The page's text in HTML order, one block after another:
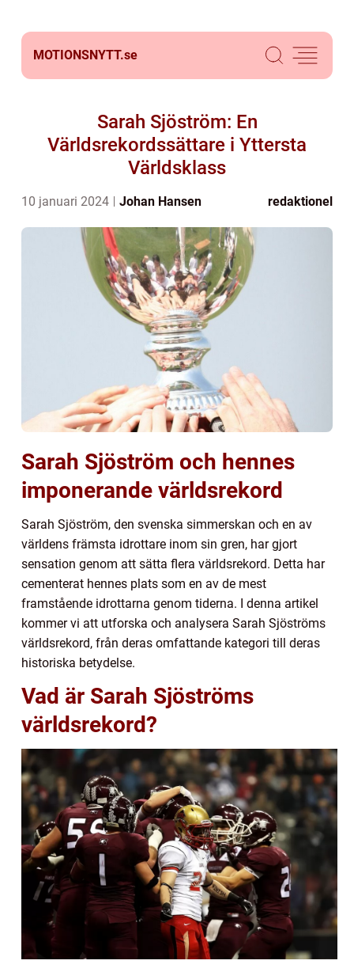
MOTIONSNYTT.se
Sarah Sjöström: En
Världsrekordssättare i Yttersta
Världsklass
10 januari 2024 Johan Hansen redaktionel
Sarah Sjöström och hennes
imponerande världsrekord
Sarah Sjöström, den svenska simmerskan och en av
världens främsta idrottare inom sin gren, har gjort
sensation genom att sätta flera världsrekord. Detta har
cementerat hennes plats som en av de mest
framstående idrottarna genom tiderna. I denna artikel
kommer vi att utforska och analysera Sarah Sjöströms
världsrekord, från deras omfattande kategori till deras
historiska betydelse.
Vad är Sarah Sjöströms
världsrekord?